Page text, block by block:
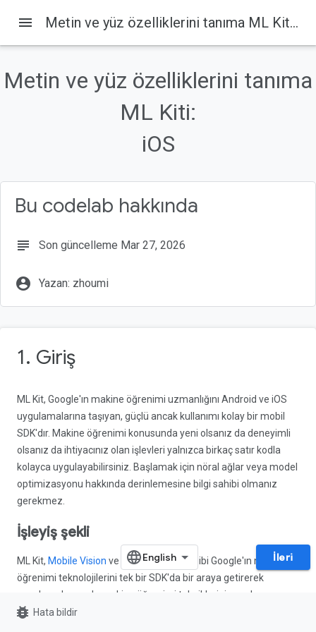
Bu sayfada
menu Metin ve yüz özelliklerini tanıma ML Kiti: iOS
Metin ve yüz özelliklerini tanıma
ML Kiti:
iOS
Bu codelab hakkında
subject Son güncelleme Mar 27, 2026
account_circle Yazan: zhoumi
1. Giriş
ML Kit, Google'ın makine öğrenimi uzmanlığını Android ve iOS
uygulamalarına taşıyan, güçlü ancak kullanımı kolay bir mobil
SDK'dır. Makine öğrenimi konusunda yeni olsanız da deneyimli
olsanız da ihtiyacınız olan işlevleri yalnızca birkaç satır kodla
kolayca uygulayabilirsiniz. Başlamak için nöral ağlar veya model
optimizasyonu hakkında derinlemesine bilgi sahibi olmanız
gerekmez.
İşleyiş şekli
ML Kit, Mobile Vision ve TensorFlow Lite
gibi Google'ın makine
öğrenimi teknolojilerini tek bir SDK'da bir araya getirerek
uygulamalarınızda makine öğrenimi tekniklerini uygulamanızı
kolaylaştırır. Mobile Vision'ın cihaz üzerinde modellerinin gerçek
İleri
bug_report Hata bildir